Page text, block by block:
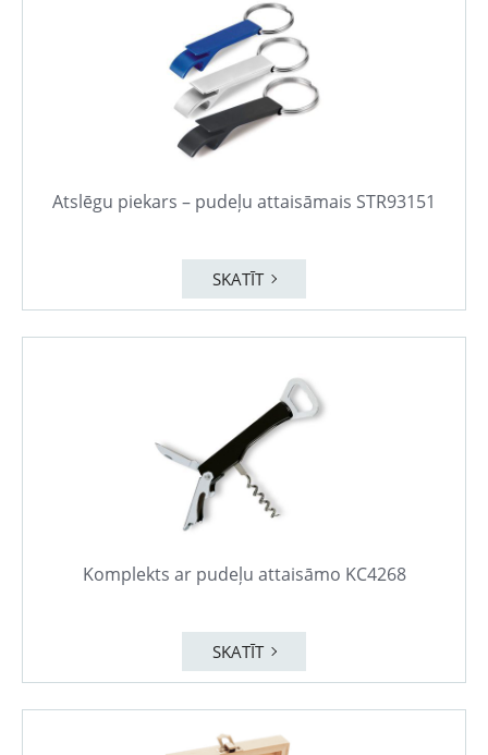
Atslēgu piekars – pudeļu attaisāmais STR93151
SKATĪT
Komplekts ar pudeļu attaisāmo KC4268
SKATĪT